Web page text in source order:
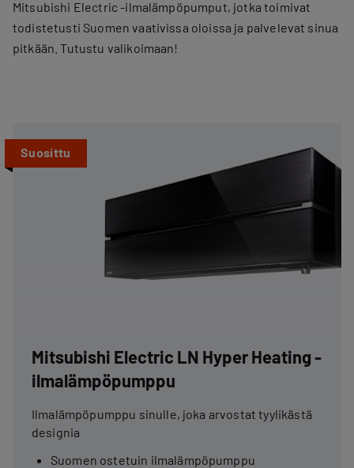
Mitsubishi Electric -ilmalämpöpumput, jotka toimivat
todistetusti Suomen vaativissa oloissa ja palvelevat sinua
pitkään. Tutustu valikoimaan!
Suosittu
Mitsubishi Electric LN Hyper Heating -
ilmalämpöpumppu
Ilmalämpöpumppu sinulle, joka arvostat tyylikästä
designia
Suomen ostetuin ilmalämpöpumppu